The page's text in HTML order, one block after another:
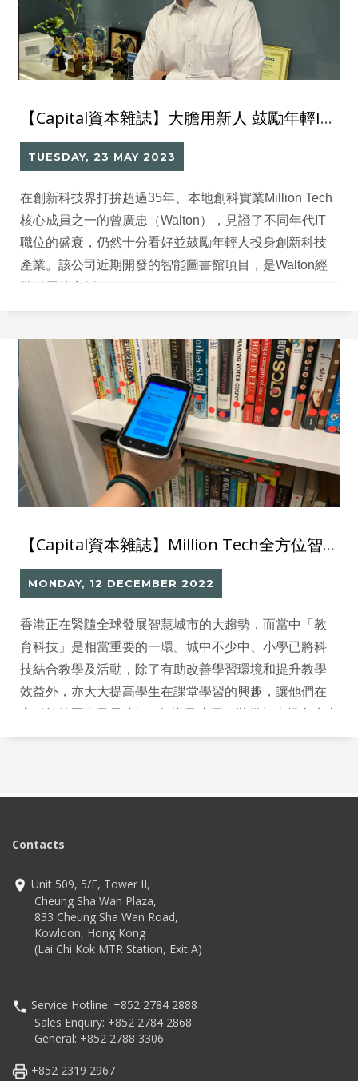
【Capital資本雜誌】大膽用新人 鼓勵年輕IT人接棒創業之路
TUESDAY, 23 MAY 2023
在創新科技界打拚超過35年、本地創科實業Million Tech
核心成員之一的曾廣忠（Walton），見證了不同年代IT
職位的盛衰，仍然十分看好並鼓勵年輕人投身創新科技
產業。該公司近期開發的智能圖書館項目，是Walton經
【Capital資本雜誌】Million Tech全方位智能圖書館系統 優化圖書管理
MONDAY, 12 DECEMBER 2022
香港正在緊隨全球發展智慧城市的大趨勢，而當中「教
育科技」是相當重要的一環。城中不少中、小學已將科
技結合教學及活動，除了有助改善學習環境和提升教學
效益外，亦大大提高學生在課堂學習的興趣，讓他們在
的智能新時代。
Contacts
Unit 509, 5/F, Tower II,
Cheung Sha Wan Plaza,
833 Cheung Sha Wan Road,
Kowloon, Hong Kong
(Lai Chi Kok MTR Station, Exit A)
Service Hotline: +852 2784 2888
Sales Enquiry: +852 2784 2868
General: +852 2788 3306
+852 2319 2967